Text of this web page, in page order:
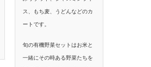
ス、もち麦、うどんなどのカ
ートです。
旬の有機野菜セットはお米と
一緒にその時ある野菜たちを